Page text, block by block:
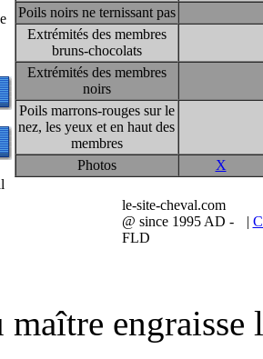
Poils noirs ne ternissant pas
Extrémités des membres
bruns-chocolats
Extrémités des membres
noirs
Poils marrons-rouges sur le
nez, les yeux et en haut des
membres
Photos
X
le-site-cheval.com
@ since 1995 AD -
FLD
|
engraisse